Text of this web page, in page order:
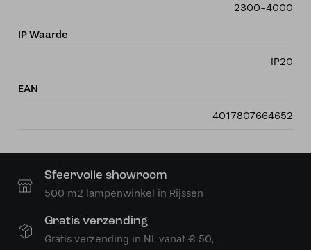
2300-4000
IP Waarde
IP20
EAN
4017807664652
Sfeervolle showroom
500 m2 lampenwinkel in Rijssen
Gratis verzending
Gratis verzending in NL vanaf € 50,-